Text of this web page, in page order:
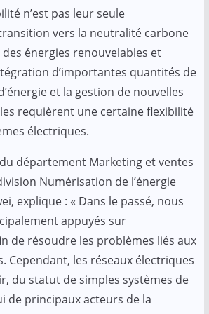
n’est pas leur seule
vers la neutralité carbone
énergies renouvelables et
d’importantes quantités de
et la gestion de nouvelles
requièrent une certaine flexibilité
électriques.
département Marketing et ventes
Numérisation de l’énergie
explique : « Dans le passé, nous
appuyés sur
de résoudre les problèmes liés aux
Cependant, les réseaux électriques
du statut de simples systèmes de
de principaux acteurs de la